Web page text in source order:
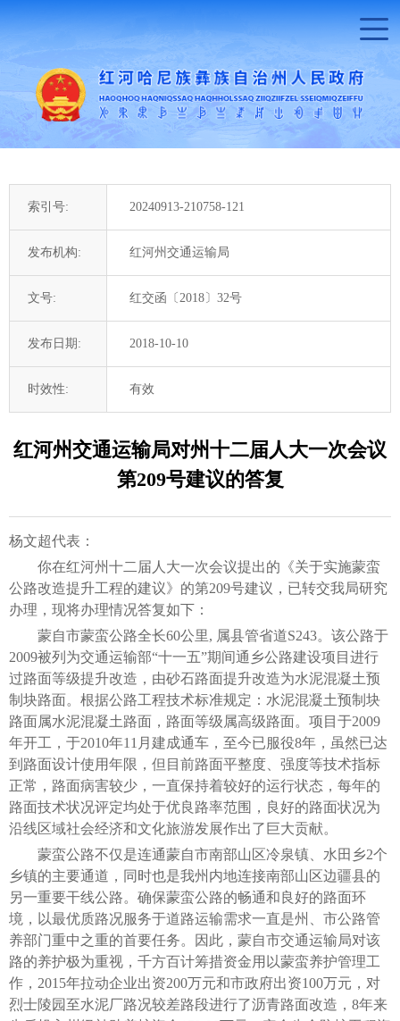
索引号: 20240913-210758-121
发布机构: 红河州交通运输局
文号: 红交函〔2018〕32号
发布日期: 2018-10-10
时效性: 有效
红河州交通运输局对州十二届人大一次会议
第209号建议的答复
杨文超代表：
你在红河州十二届人大一次会议提出的《关于实施蒙蛮
公路改造提升工程的建议》的第209号建议，已转交我局研究
办理，现将办理情况答复如下：
蒙自市蒙蛮公路全长60公里, 属县管省道S243。该公路于
2009被列为交通运输部“十一五”期间通乡公路建设项目进行
过路面等级提升改造，由砂石路面提升改造为水泥混凝土预
制块路面。根据公路工程技术标准规定：水泥混凝土预制块
路面属水泥混凝土路面，路面等级属高级路面。项目于2009
年开工，于2010年11月建成通车，至今已服役8年，虽然已达
到路面设计使用年限，但目前路面平整度、强度等技术指标
正常，路面病害较少，一直保持着较好的运行状态，每年的
路面技术状况评定均处于优良路率范围，良好的路面状况为
沿线区域社会经济和文化旅游发展作出了巨大贡献。
蒙蛮公路不仅是连通蒙自市南部山区冷泉镇、水田乡2个
乡镇的主要通道，同时也是我州内地连接南部山区边疆县的
另一重要干线公路。确保蒙蛮公路的畅通和良好的路面环
境，以最优质路况服务于道路运输需求一直是州、市公路管
养部门重中之重的首要任务。因此，蒙自市交通运输局对该
路的养护极为重视，千方百计筹措资金用以蒙蛮养护管理工
作，2015年拉动企业出资200万元和市政府出资100万元，对
烈士陵园至水泥厂路况较差路段进行了沥青路面改造，8年来